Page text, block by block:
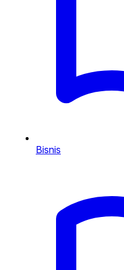
Bisnis